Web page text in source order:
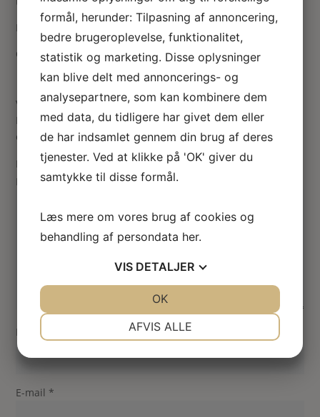
Miniature blomster i hvid med rød.
Ca. 50 mm høj.
Vær den første til at anmelde “Miniature Orkide i hvid”
Din e-mailadresse vil ikke blive publiceret. Krævede felter
er markeret med*
Din vurdering
Din anmeldelse *
Navn
E-mail*
formål, herunder: Tilpasning af annoncering,
bedre brugeroplevelse, funktionalitet,
statistik og marketing. Disse oplysninger
kan blive delt med annoncerings- og
analysepartnere, som kan kombinere dem
med data, du tidligere har givet dem eller
de har indsamlet gennem din brug af deres
tjenester. Ved at klikke på 'OK' giver du
samtykke til disse formål.
Læs mere om vores brug af cookies og
behandling af persondata her.
VIS DETALJER
AFVIS ALLE
OK